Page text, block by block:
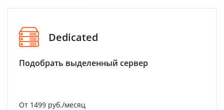
Dedicated
Подобрать выделенный сервер
От 1499 руб./месяц